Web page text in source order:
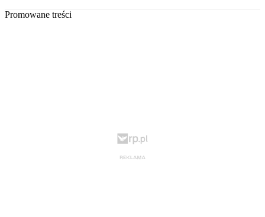
Promowane treści